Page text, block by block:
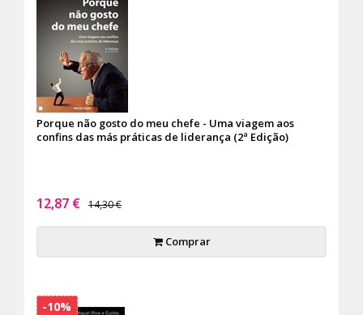
Porque não gosto do meu chefe - Uma viagem aos
confins das más práticas de liderança (2ª Edição)
12,87 € 14,30 €
Comprar
-10%